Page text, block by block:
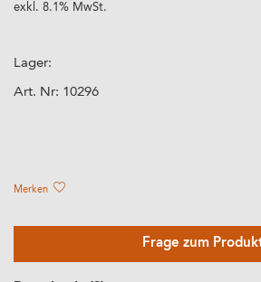
exkl. 8.1% MwSt.
Lager:
Art. Nr: 10296
Merken
Frage zum